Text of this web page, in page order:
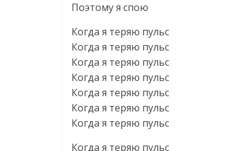
Поэтому я спою
Когда я теряю пульс
Когда я теряю пульс
Когда я теряю пульс
Когда я теряю пульс
Когда я теряю пульс
Когда я теряю пульс
Когда я теряю пульс
Когда я теряю пульс